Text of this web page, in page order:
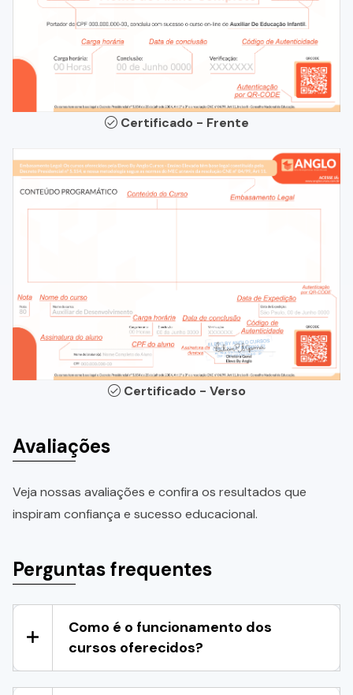
Certificado - Frente
Certificado - Verso
Avaliações
Veja nossas avaliações e confira os resultados que
inspiram confiança e sucesso educacional.
Perguntas frequentes
Como é o funcionamento dos
cursos oferecidos?